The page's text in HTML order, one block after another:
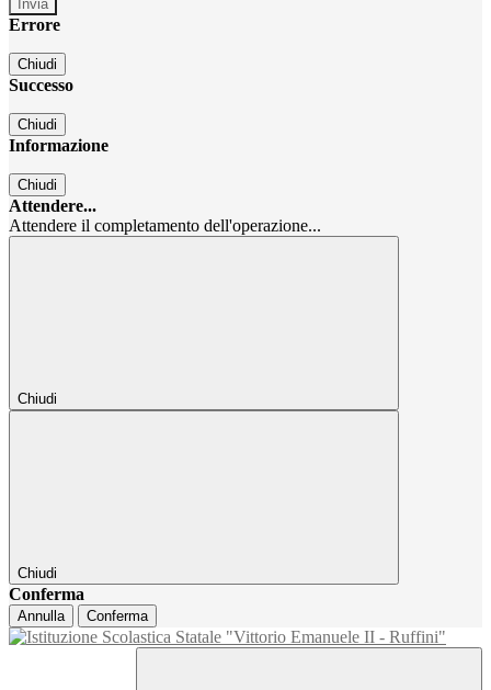
Errore
Chiudi
Successo
Chiudi
Informazione
Chiudi
Attendere...
Attendere il completamento dell'operazione...
Chiudi
Chiudi
Conferma
Annulla Conferma